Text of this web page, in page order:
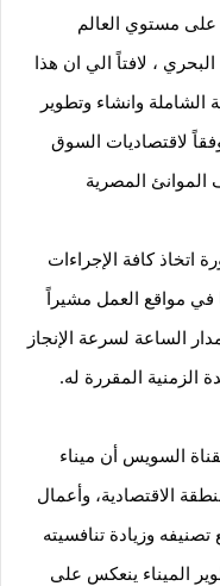
الموانئ المصرية
الاحترازية اللازمة لمواجهة فيروس كورونا في مواقع العمل مشيراً
الزمنية المقررة له.